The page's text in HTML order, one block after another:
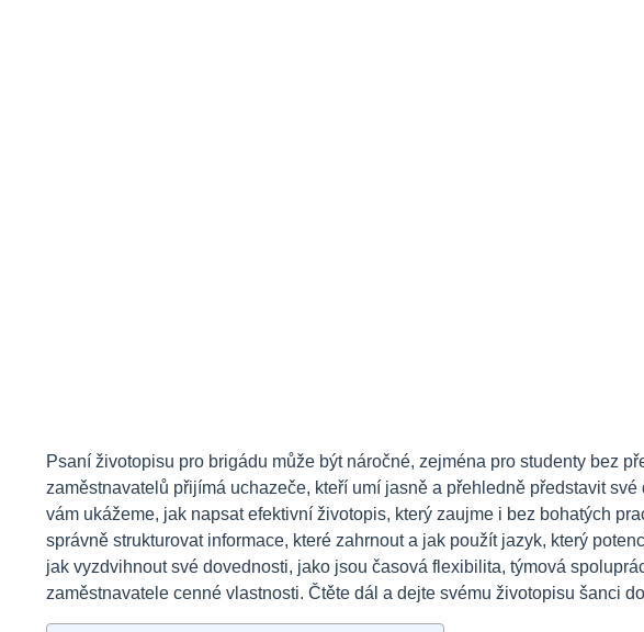
Psaní životopisu pro brigádu může být náročné, zejména pro studenty bez
zaměstnavatelů přijímá uchazeče, kteří umí jasně a přehledně představit
vám ukážeme, jak napsat efektivní životopis, který zaujme i bez bohatých
správně strukturovat informace, které zahrnout a jak použít jazyk, který
jak vyzdvihnout své dovednosti, jako jsou časová flexibilita, týmová
zaměstnavatele cenné vlastnosti. Čtěte dál a dejte svému životopisu šanci